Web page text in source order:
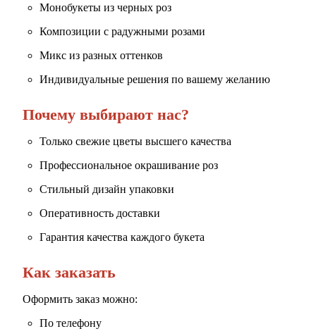
Монобукеты из черных роз
Композиции с радужными розами
Микс из разных оттенков
Индивидуальные решения по вашему желанию
Почему выбирают нас?
Только свежие цветы высшего качества
Профессиональное окрашивание роз
Стильный дизайн упаковки
Оперативность доставки
Гарантия качества каждого букета
Как заказать
Оформить заказ можно:
По телефону